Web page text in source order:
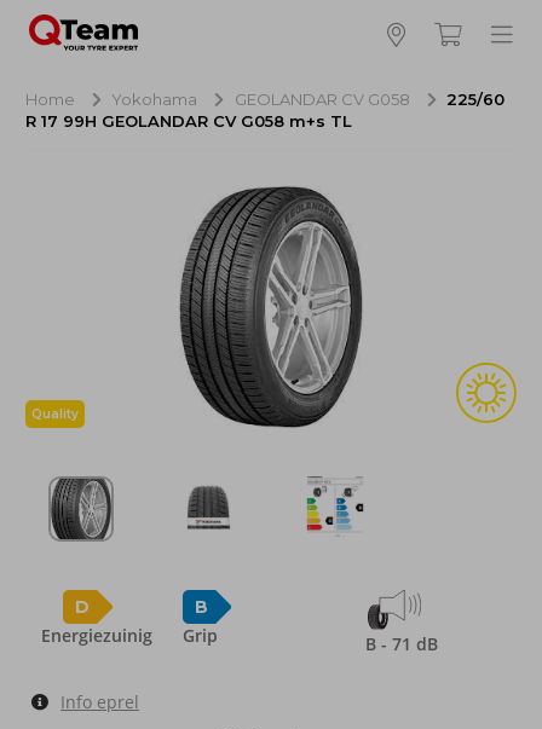
Hoeveel banden wilt u bestellen?
Totaal inclusief BTW:
Bestellen
Annuleren
Home Yokohama GEOLANDAR CV G058
225/60
R 17 99H GEOLANDAR CV G058 m+s TL
Quality
D
Energiezuinig
B
Grip B - 71 dB
Info eprel